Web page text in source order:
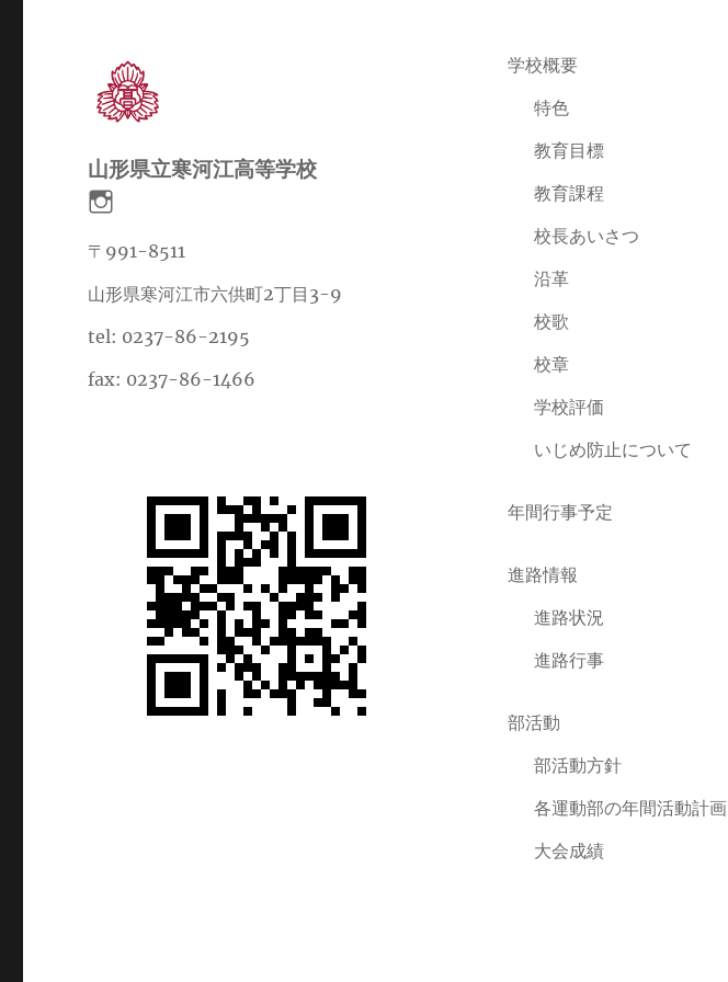
山形県立寒河江高等学校
〒991-8511
山形県寒河江市六供町2丁目3-9
tel: 0237-86-2195
fax: 0237-86-1466
学校概要
特色
教育目標
教育課程
校長あいさつ
沿革
校歌
校章
学校評価
いじめ防止について
年間行事予定
進路情報
進路状況
進路行事
部活動
部活動方針
各運動部の年間活動計画
大会成績